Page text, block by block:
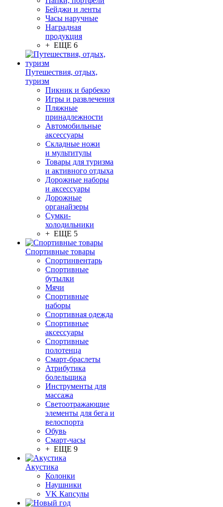
Бейджи и ленты
Часы наручные
Наградная
продукция
+ ЕЩЕ 6
Путешествия, отдых,
туризм
Пикник и барбекю
Игры и развлечения
Пляжные
принадлежности
Автомобильные
аксессуары
Складные ножи
и мультитулы
Товары для туризма
и активного отдыха
Дорожные наборы
и аксессуары
Дорожные
органайзеры
Сумки-
холодильники
+ ЕЩЕ 5
Спортивные товары
Спортинвентарь
Спортивные
бутылки
Мячи
Спортивные
наборы
Спортивная одежда
Спортивные
аксессуары
Спортивные
полотенца
Смарт-браслеты
Атрибутика
болельщика
Инструменты для
массажа
Светоотражающие
элементы для бега и
велоспорта
Обувь
Смарт-часы
+ ЕЩЕ 9
Акустика
Колонки
Наушники
VK Капсулы